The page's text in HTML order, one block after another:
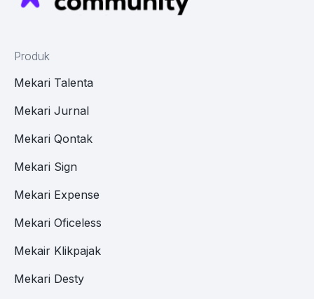
Produk
Mekari Talenta
Mekari Jurnal
Mekari Qontak
Mekari Sign
Mekari Expense
Mekari Oficeless
Mekair Klikpajak
Mekari Desty